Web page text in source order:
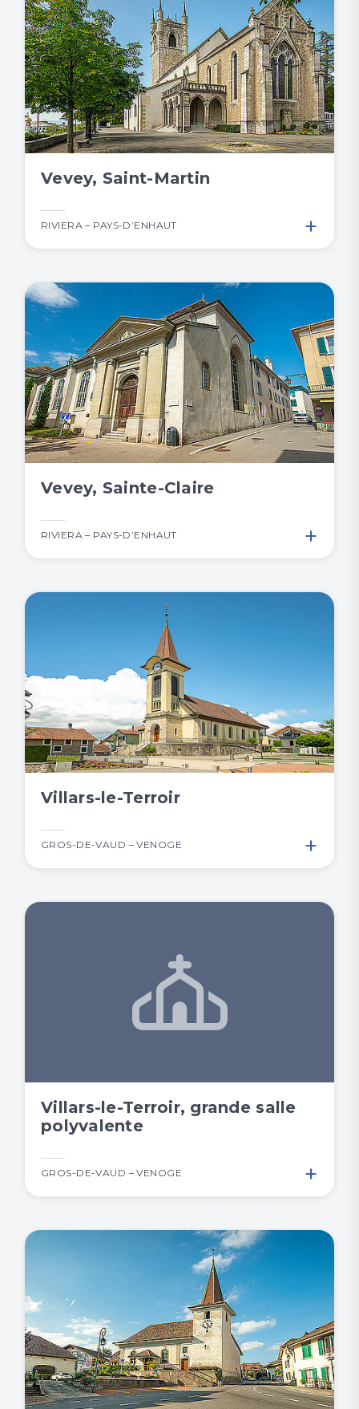
Vevey, Saint-Martin
RIVIERA – PAYS-D’ENHAUT +
Vevey, Sainte-Claire
RIVIERA – PAYS-D’ENHAUT +
Villars-le-Terroir
GROS-DE-VAUD – VENOGE +
Villars-le-Terroir, grande salle
polyvalente
GROS-DE-VAUD – VENOGE +